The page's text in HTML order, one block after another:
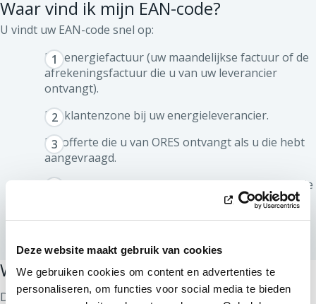
Deze website maakt gebruik van cookies
We gebruiken cookies om content en advertenties te
personaliseren, om functies voor social media te bieden
Waar vind ik mijn EAN-code?
U vindt uw EAN-code snel op:
Uw energiefactuur (uw maandelijkse factuur of de
afrekeningsfactuur die u van uw leverancier
ontvangt).
Uw klantenzone bij uw energieleverancier.
De offerte die u van ORES ontvangt als u die hebt
aangevraagd.
Onsonline formulier. Hou uw meternummer bij de
hand als u het formulier invult. Kent u het niet?
Waarvoor dient de EAN-code?
De EAN-code dient als identificatienummer voor uw